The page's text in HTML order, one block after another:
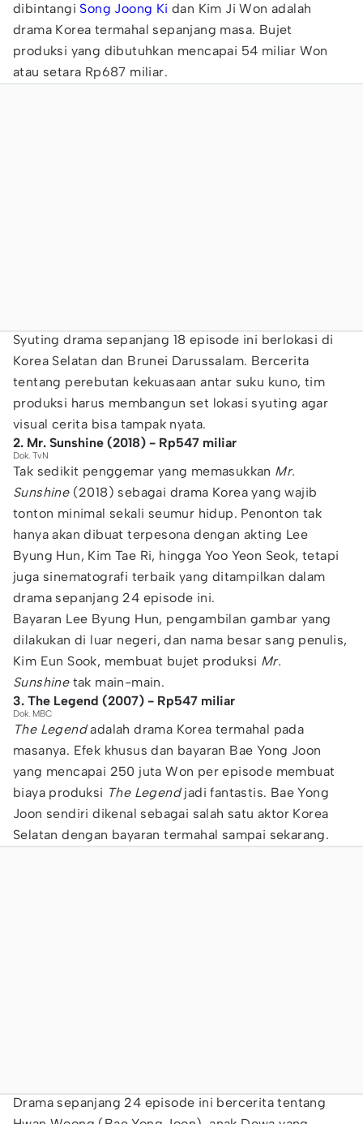
dibintangi Song Joong Ki dan Kim Ji Won adalah
drama Korea termahal sepanjang masa. Bujet
produksi yang dibutuhkan mencapai 54 miliar Won
atau setara Rp687 miliar.
Syuting drama sepanjang 18 episode ini berlokasi di
Korea Selatan dan Brunei Darussalam. Bercerita
tentang perebutan kekuasaan antar suku kuno, tim
produksi harus membangun set lokasi syuting agar
visual cerita bisa tampak nyata.
2. Mr. Sunshine (2018) - Rp547 miliar
Dok. TvN
Tak sedikit penggemar yang memasukkan Mr.
Sunshine (2018) sebagai drama Korea yang wajib
tonton minimal sekali seumur hidup. Penonton tak
hanya akan dibuat terpesona dengan akting Lee
Byung Hun, Kim Tae Ri, hingga Yoo Yeon Seok, tetapi
juga sinematografi terbaik yang ditampilkan dalam
drama sepanjang 24 episode ini.
Bayaran Lee Byung Hun, pengambilan gambar yang
dilakukan di luar negeri, dan nama besar sang penulis,
Kim Eun Sook, membuat bujet produksi Mr.
Sunshine tak main-main.
3. The Legend (2007) - Rp547 miliar
Dok. MBC
The Legendadalah drama Korea termahal pada
masanya. Efek khusus dan bayaran Bae Yong Joon
yang mencapai 250 juta Won per episode membuat
biaya produksi The Legendjadi fantastis. Bae Yong
Joon sendiri dikenal sebagai salah satu aktor Korea
Selatan dengan bayaran termahal sampai sekarang.
Drama sepanjang 24 episode ini bercerita tentang